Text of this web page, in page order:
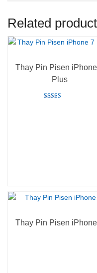
Related
Thay Pin Pisen
Plus
Thay Pin Pisen